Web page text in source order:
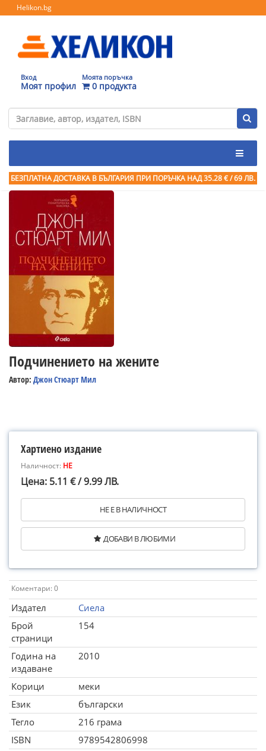
Helikon.bg
Вход
Моят профил
Моята поръчка
0 продукта
БЕЗПЛАТНА ДОСТАВКА В БЪЛГАРИЯ ПРИ ПОРЪЧКА НАД 35.28 € / 69 ЛВ.
Подчинението на жените
Автор: Джон Стюарт Мил
Хартиено издание
Наличност: НЕ
Цена: 5.11 € / 9.99 ЛВ.
НЕ Е В НАЛИЧНОСТ
ДОБАВИ В ЛЮБИМИ
Коментари: 0
Издател
Сиела
Брой
страници
154
Година на
издаване
2010
Корици
меки
Език
български
Тегло
216 грама
ISBN
9789542806998